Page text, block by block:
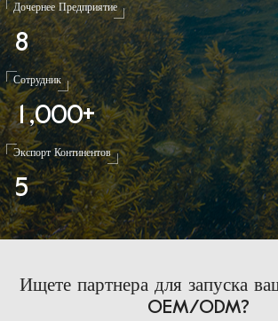
Дочернее Предприятие
8
Сотрудник
1 ,000+
Экспорт Континентов
5
Ищете партнера для запуска
OEM/ODM?